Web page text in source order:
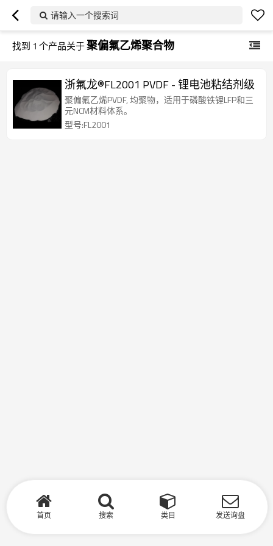
请输入一个搜索词
找到 1 个产品关于聚偏氟乙烯聚合物
浙氟龙®FL2001 PVDF - 锂电池粘结剂级
聚偏氟乙烯PVDF, 均聚物，适用于磷酸铁锂LFP和三
元NCM材料体系。
型号:FL2001
首页 搜索 类目 发送询盘